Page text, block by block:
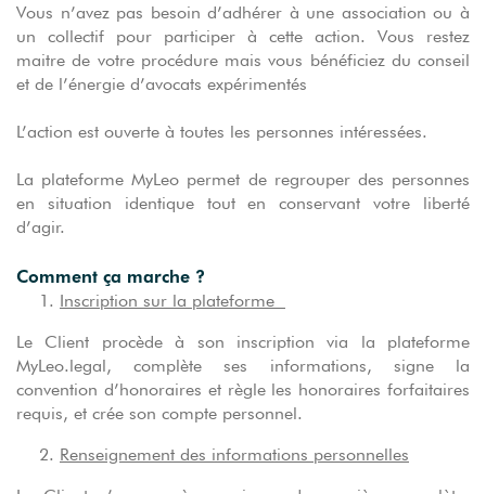
Vous n’avez pas besoin d’adhérer à une association ou à
un collectif pour participer à cette action. Vous restez
maitre de votre procédure mais vous bénéficiez du conseil
et de l’énergie d’avocats expérimentés
L’action est ouverte à toutes les personnes intéressées.
La plateforme MyLeo permet de regrouper des personnes
en situation identique tout en conservant votre liberté
d’agir.
Comment ça marche ?
Inscription sur la plateforme
Le Client procède à son inscription via la plateforme
MyLeo.legal, complète ses informations, signe la
convention d’honoraires et règle les honoraires forfaitaires
requis, et crée son compte personnel.
Renseignement des informations personnelles